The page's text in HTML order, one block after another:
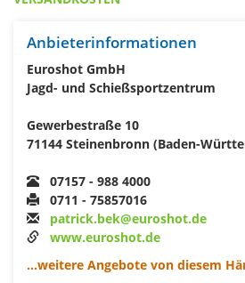
Anbieterinformationen
Euroshot GmbH
Jagd- und Schießsportzentrum
Gewerbestraße 10
71144 Steinenbronn (Baden-
07157 - 988 4000
0711 - 75857016
patrick.bek@euroshot.de
www.euroshot.de
...weitere Angebote von diesem